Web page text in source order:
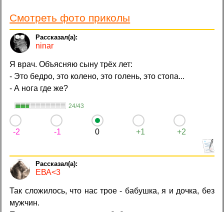
Смотреть фото приколы
ninar
Я врач. Объясняю сыну трёх лет:
- Это бедро, это колено, это голень, это стопа...
- А нога где же?
24/43
-2 -1 0 +1 +2
ЕВА<3
Так сложилось, что нас трое - бабушка, я и дочка, без
мужчин.